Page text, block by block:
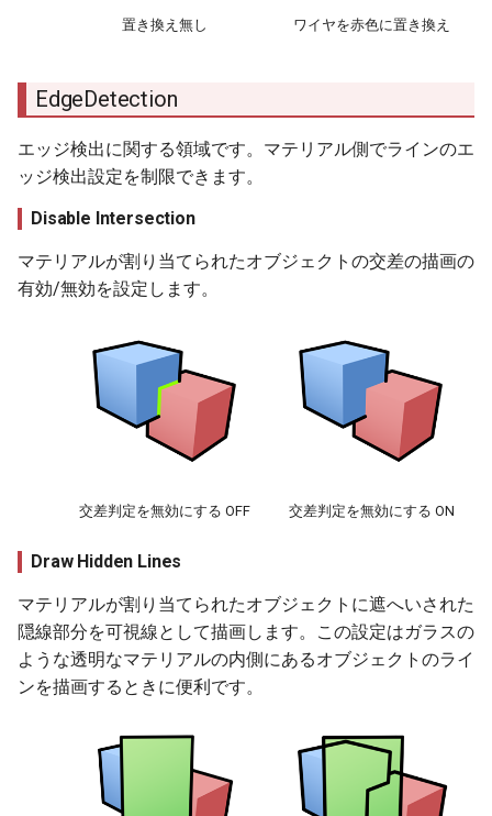
置き換え無し ワイヤを赤色に置き換え
EdgeDetection
エッジ検出に関する領域です。マテリアル側でラインのエ
ッジ検出設定を制限できます。
Disable Intersection
マテリアルが割り当てられたオブジェクトの交差の描画の
有効/無効を設定します。
交差判定を無効にする OFF 交差判定を無効にする ON
Draw Hidden Lines
マテリアルが割り当てられたオブジェクトに遮へいされた
隠線部分を可視線として描画します。この設定はガラスの
ような透明なマテリアルの内側にあるオブジェクトのライ
ンを描画するときに便利です。